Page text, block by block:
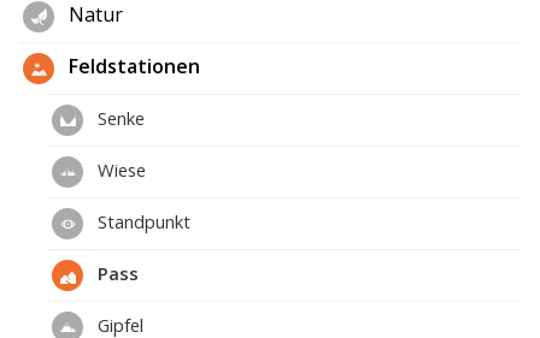
Natur
Feldstationen
Senke
Wiese
Standpunkt
Pass
Gipfel